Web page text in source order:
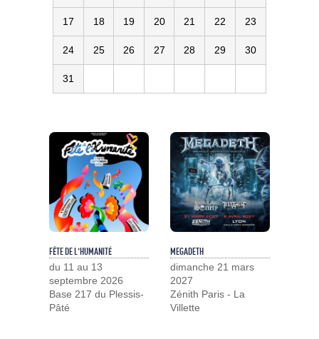
17 18 19 20 21 22 23
24 25 26 27 28 29 30
31
FÊTE DE L'HUMANITÉ
du 11 au 13
septembre 2026
Base 217 du Plessis-
Pâté
MEGADETH
dimanche 21 mars
2027
Zénith Paris - La
Villette